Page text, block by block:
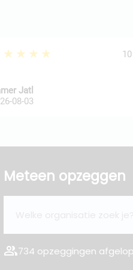
10
Jatl
08-03
Meteen opzeggen
group734 opzeggingen